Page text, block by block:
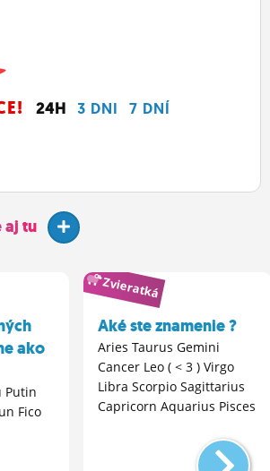
24H 3 DNI 7 DNÍ
aj tu
ako
Putin
Fico
Zvieratká
Aké ste znamenie ?
Aries Taurus Gemini
Cancer Leo ( < 3 ) Virgo
Libra Scorpio Sagittarius
Capricorn Aquarius Pisces